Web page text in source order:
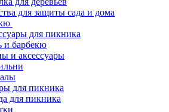
для защиты сада и дома
для пикника
и барбекю
и аксессуары
для пикника
для пикника